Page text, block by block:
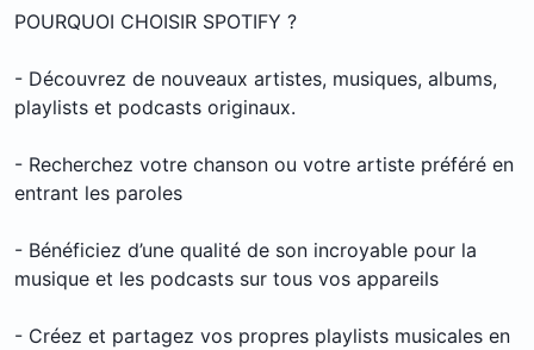
POURQUOI CHOISIR SPOTIFY ?
- Découvrez de nouveaux artistes, musiques, albums,
playlists et podcasts originaux.
- Recherchez votre chanson ou votre artiste préféré en
entrant les paroles
- Bénéficiez d’une qualité de son incroyable pour la
musique et les podcasts sur tous vos appareils
- Créez et partagez vos propres playlists musicales en